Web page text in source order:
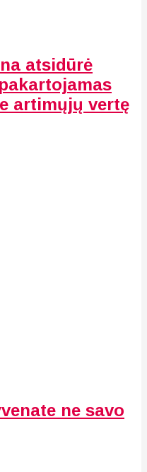
atsidūrė
artimųjų vertę
ne savo